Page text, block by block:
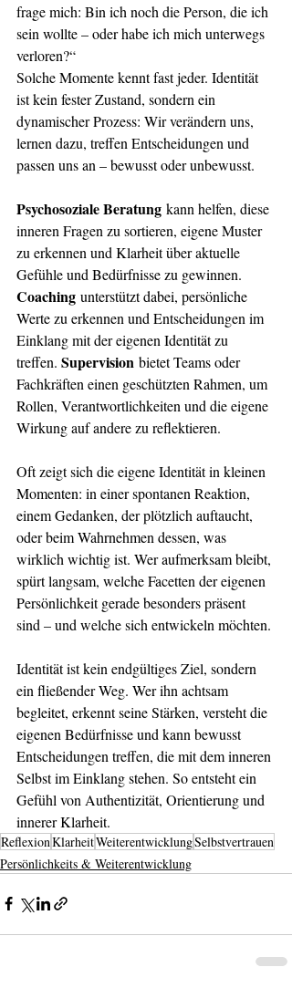
frage mich: Bin ich noch die Person, die ich
sein wollte – oder habe ich mich unterwegs
verloren?“
Solche Momente kennt fast jeder. Identität
ist kein fester Zustand, sondern ein
dynamischer Prozess: Wir verändern uns,
lernen dazu, treffen Entscheidungen und
passen uns an – bewusst oder unbewusst.
Psychosoziale Beratung kann helfen, diese
inneren Fragen zu sortieren, eigene Muster
zu erkennen und Klarheit über aktuelle
Gefühle und Bedürfnisse zu gewinnen.
Coaching unterstützt dabei, persönliche
Werte zu erkennen und Entscheidungen im
Einklang mit der eigenen Identität zu
treffen. Supervision bietet Teams oder
Fachkräften einen geschützten Rahmen, um
Rollen, Verantwortlichkeiten und die eigene
Wirkung auf andere zu reflektieren.
Oft zeigt sich die eigene Identität in kleinen
Momenten: in einer spontanen Reaktion,
einem Gedanken, der plötzlich auftaucht,
oder beim Wahrnehmen dessen, was
wirklich wichtig ist. Wer aufmerksam bleibt,
spürt langsam, welche Facetten der eigenen
Persönlichkeit gerade besonders präsent
sind – und welche sich entwickeln möchten.
Identität ist kein endgültiges Ziel, sondern
ein fließender Weg. Wer ihn achtsam
begleitet, erkennt seine Stärken, versteht die
eigenen Bedürfnisse und kann bewusst
Entscheidungen treffen, die mit dem inneren
Selbst im Einklang stehen. So entsteht ein
Gefühl von Authentizität, Orientierung und
innerer Klarheit.
ReflexionKlarheitWeiterentwicklungSelbstvertrauen
Persönlichkeits & Weiterentwicklung